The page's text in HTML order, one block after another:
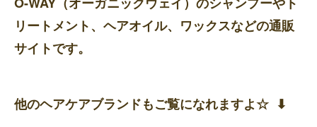
リートメント、ヘアオイル、ワックスなどの通販
サイトです。
他のヘアケアブランドもご覧になれますよ☆ ⬇︎